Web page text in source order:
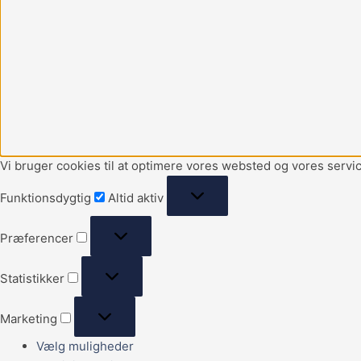
Vi bruger cookies til at optimere vores websted og vores
Funktionsdygtig Altid aktiv
Præferencer
Statistikker
Marketing
Vælg muligheder